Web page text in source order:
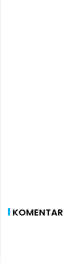
KOMENTAR